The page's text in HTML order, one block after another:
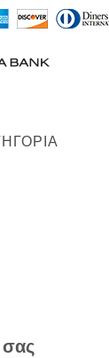
σας